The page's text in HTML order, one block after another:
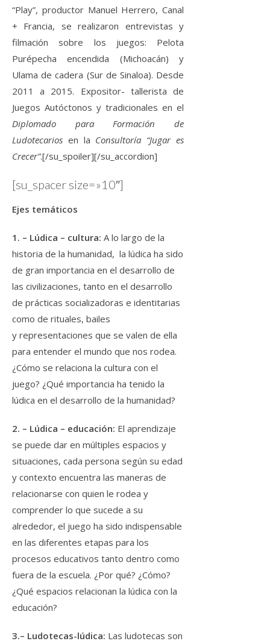
“Play”, productor Manuel Herrero, Canal
+ Francia, se realizaron entrevistas y
filmación sobre los juegos: Pelota
Purépecha encendida (Michoacán) y
Ulama de cadera (Sur de Sinaloa). Desde
2011 a 2015. Expositor- tallerista de
Juegos Autóctonos y tradicionales en el
Diplomado para Formación de
Ludotecarios en la Consultoría “Jugar es
Crecer”.[/su_spoiler][/su_accordion]
[su_spacer size=»10″]
Ejes temáticos
1. – Lúdica – cultura: A lo largo de la
historia de la humanidad, la lúdica ha sido
de gran importancia en el desarrollo de
las civilizaciones, tanto en el desarrollo
de prácticas socializadoras e identitarias
como de rituales, bailes
y representaciones que se valen de ella
para entender el mundo que nos rodea.
¿Cómo se relaciona la cultura con el
juego? ¿Qué importancia ha tenido la
lúdica en el desarrollo de la humanidad?
2. – Lúdica – educación: El aprendizaje
se puede dar en múltiples espacios y
situaciones, cada persona según su edad
y contexto encuentra las maneras de
relacionarse con quien le rodea y
comprender lo que sucede a su
alrededor, el juego ha sido indispensable
en las diferentes etapas para los
procesos educativos tanto dentro como
fuera de la escuela. ¿Por qué? ¿Cómo?
¿Qué espacios relacionan la lúdica con la
educación?
3.– Ludotecas-lúdica: Las ludotecas son